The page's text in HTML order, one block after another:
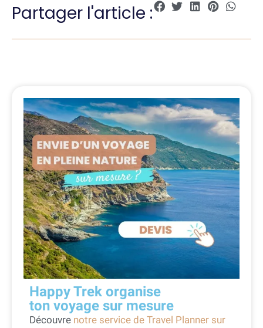
Partager l'article :
Happy Trek organise
ton voyage sur mesure
Découvre notre service de Travel Planner sur